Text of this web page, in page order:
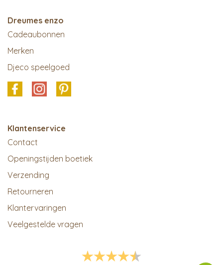
Dreumes enzo
Cadeaubonnen
Merken
Djeco speelgoed
Klantenservice
Contact
Openingstijden boetiek
Verzending
Retourneren
Klantervaringen
Veelgestelde vragen